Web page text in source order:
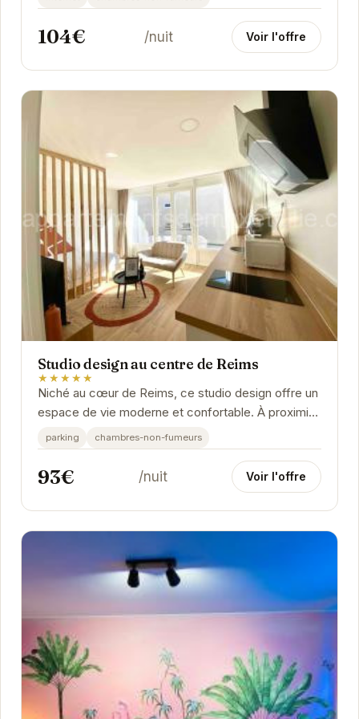
104€ /nuit Voir l'offre
Studio design au centre de Reims
★★★★★
Niché au cœur de Reims, ce studio design offre un
espace de vie moderne et confortable. À proximité
des commerces, restaurants et attractions...
parking chambres-non-fumeurs
93€ /nuit Voir l'offre